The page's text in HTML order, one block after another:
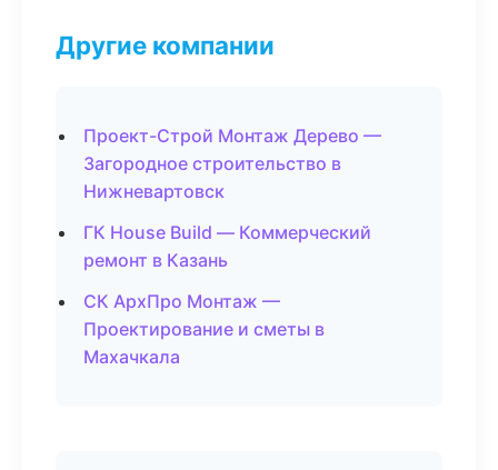
Другие компании
Проект-Строй Монтаж Дерево —
Загородное строительство в
Нижневартовск
ГК House Build — Коммерческий
ремонт в Казань
СК АрхПро Монтаж —
Проектирование и сметы в
Махачкала